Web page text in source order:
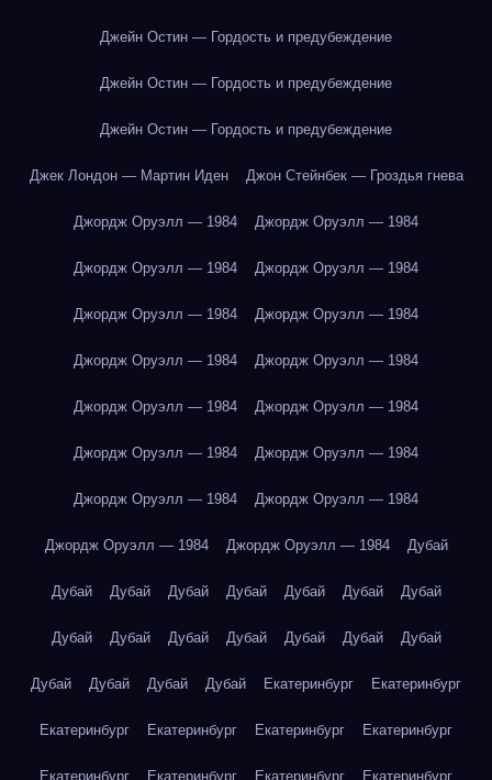
Джейн Остин — Гордость и предубеждение
Джейн Остин — Гордость и предубеждение
Джейн Остин — Гордость и предубеждение
Джек Лондон — Мартин Иден Джон Стейнбек — Гроздья гнева
Джордж Оруэлл — 1984 Джордж Оруэлл — 1984
Джордж Оруэлл — 1984 Джордж Оруэлл — 1984
Джордж Оруэлл — 1984 Джордж Оруэлл — 1984
Джордж Оруэлл — 1984 Джордж Оруэлл — 1984
Джордж Оруэлл — 1984 Джордж Оруэлл — 1984
Джордж Оруэлл — 1984 Джордж Оруэлл — 1984
Джордж Оруэлл — 1984 Джордж Оруэлл — 1984
Джордж Оруэлл — 1984 Джордж Оруэлл — 1984 Дубай
Дубай Дубай Дубай Дубай Дубай Дубай Дубай
Дубай Дубай Дубай Дубай Дубай Дубай Дубай
Дубай Дубай Дубай Дубай Екатеринбург Екатеринбург
Екатеринбург Екатеринбург Екатеринбург Екатеринбург
Екатеринбург Екатеринбург Екатеринбург Екатеринбург